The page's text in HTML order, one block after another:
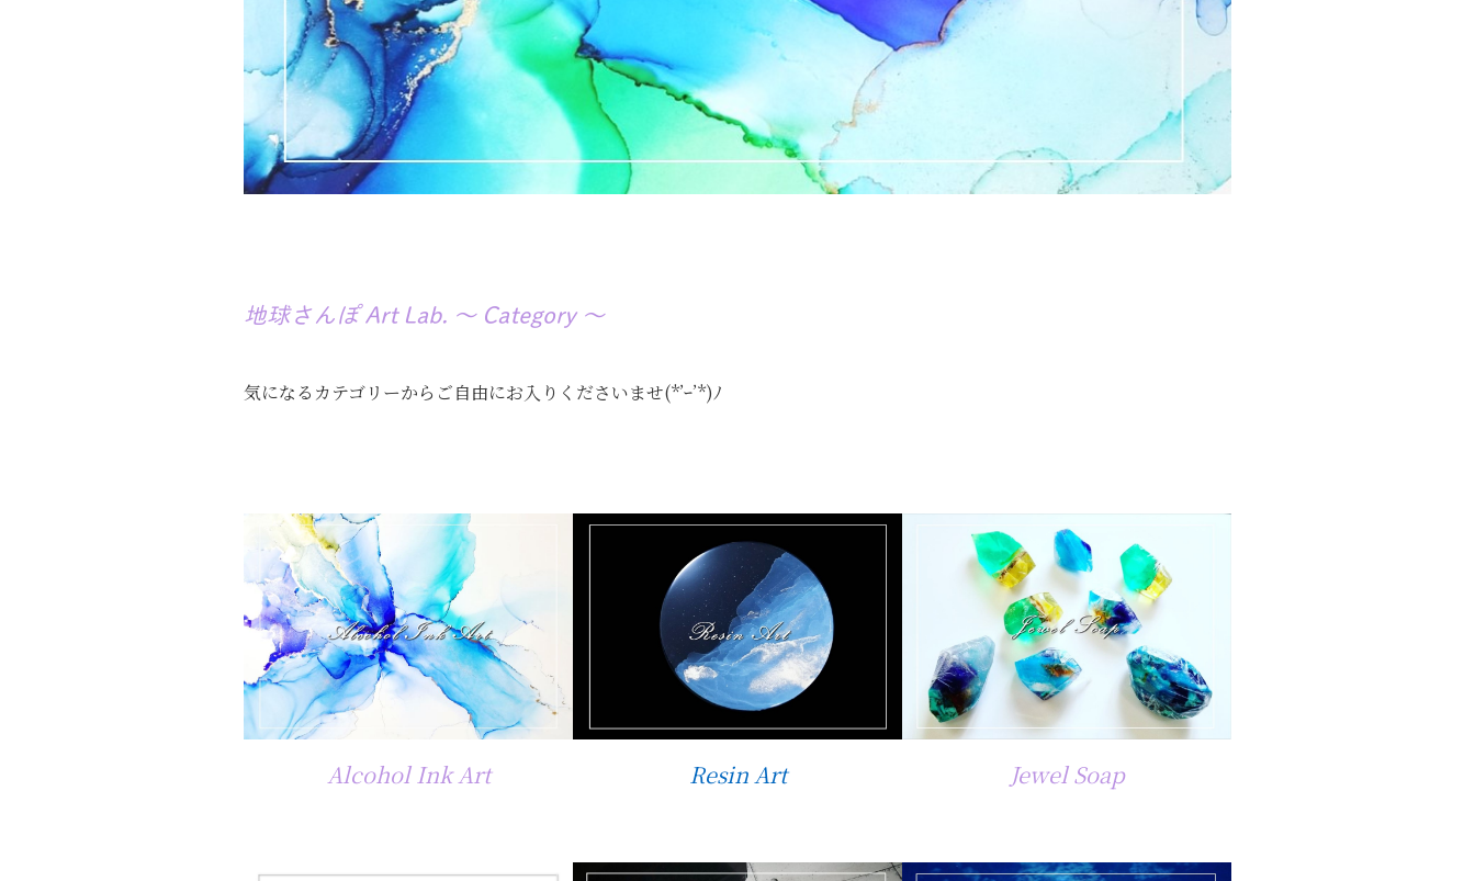
地球さんぽ Art Lab. ～ Category ～
気になるカテゴリーからご自由にお入りくださいませ(*’ｰ’*)ﾉ
Alcohol Ink Art Resin Art Jewel Soap